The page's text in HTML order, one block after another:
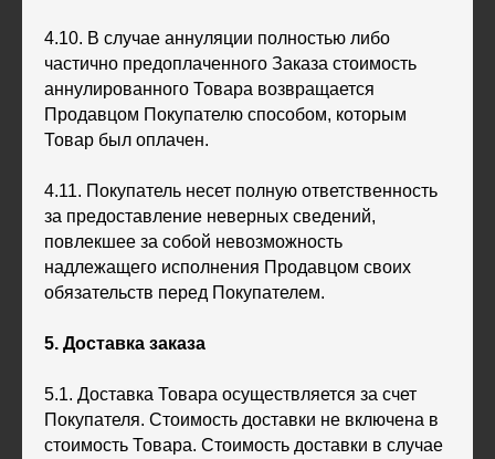
4.10. В случае аннуляции полностью либо
частично предоплаченного Заказа стоимость
аннулированного Товара возвращается
Продавцом Покупателю способом, которым
Товар был оплачен.
4.11. Покупатель несет полную ответственность
за предоставление неверных сведений,
повлекшее за собой невозможность
надлежащего исполнения Продавцом своих
обязательств перед Покупателем.
5. Доставка заказа
5.1. Доставка Товара осуществляется за счет
Покупателя. Стоимость доставки не включена в
стоимость Товара. Стоимость доставки в случае